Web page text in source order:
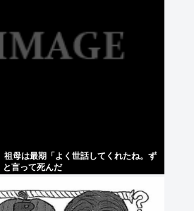
祖母は最期「よく世話してくれたね。ず
と言って死んだ